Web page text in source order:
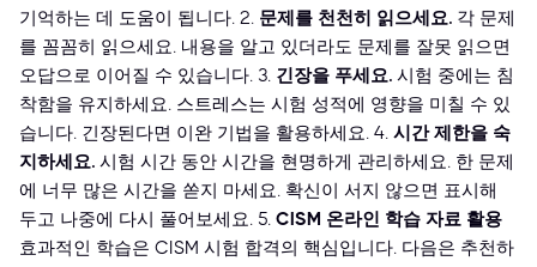
기억하는 데 도움이 됩니다. 2. 문제를 천천히 읽으세요. 각 문제
를 꼼꼼히 읽으세요. 내용을 알고 있더라도 문제를 잘못 읽으면
오답으로 이어질 수 있습니다. 3. 긴장을 푸세요. 시험 중에는 침
착함을 유지하세요. 스트레스는 시험 성적에 영향을 미칠 수 있
습니다. 긴장된다면 이완 기법을 활용하세요. 4. 시간 제한을 숙
지하세요. 시험 시간 동안 시간을 현명하게 관리하세요. 한 문제
에 너무 많은 시간을 쏟지 마세요. 확신이 서지 않으면 표시해
두고 나중에 다시 풀어보세요. 5. CISM 온라인 학습 자료 활용
효과적인 학습은 CISM 시험 합격의 핵심입니다. 다음은 추천하